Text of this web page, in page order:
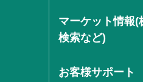
マーケット情報(
検索など)
お客様サポート